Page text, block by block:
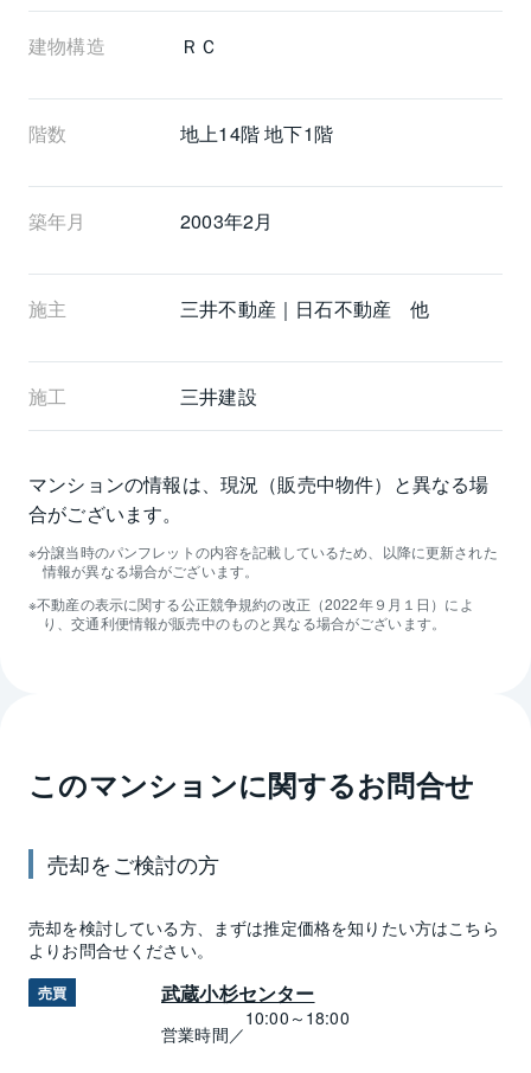
建物構造 ＲＣ
階数 地上14階 地下1階
築年月 2003年2月
施主 三井不動産｜日石不動産 他
施工 三井建設
マンションの情報は、現況（販売中物件）と異なる場
合がございます。
分譲当時のパンフレットの内容を記載しているため、以降に更新された
情報が異なる場合がございます。
不動産の表示に関する公正競争規約の改正（2022年９月１日）によ
り、交通利便情報が販売中のものと異なる場合がございます。
このマンションに関するお問合せ
売却をご検討の方
売却を検討している方、まずは推定価格を知りたい方はこちら
よりお問合せください。
売買 武蔵小杉センター
営業時間／
10:00～18:00